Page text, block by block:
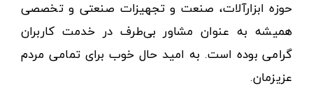
حوزه ابزارآلات، صنعت و تجهیزات صنعتی و تخصصی
همیشه به عنوان مشاور بی‌طرف در خدمت کاربران
گرامی بوده است. به امید حال خوب برای تمامی مردم
عزیزمان.